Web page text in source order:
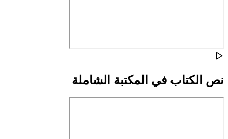
نص الكتاب في المكتبة الشاملة